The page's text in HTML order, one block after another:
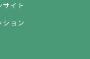
サイト
ション